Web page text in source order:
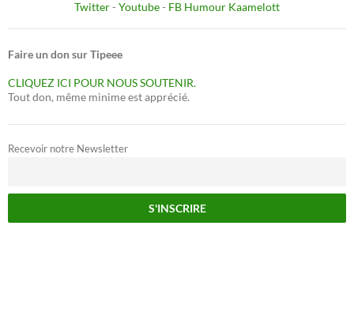
Twitter- Youtube- FB Humour Kaamelott
Faire un don sur Tipeee
CLIQUEZ ICI POUR NOUS SOUTENIR.
Tout don, même minime est apprécié.
Recevoir notre Newsletter